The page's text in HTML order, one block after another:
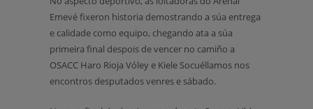
Emevé fixeron historia demostrando a súa entrega
e calidade como equipo, chegando ata a súa
primeira final despois de vencer no camiño a
OSACC Haro Rioja Vóley e Kiele Socuéllamos nos
encontros desputados venres e sábado.